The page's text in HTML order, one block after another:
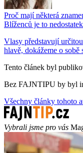
Proč mají některá
Blíženců je to
Vlasy představují
hlavě, dokážeme o sobě
Tento článek byl
Bez FAJNTIPU by byl
Všechny články tohoto
Vybrali jsme pro vás